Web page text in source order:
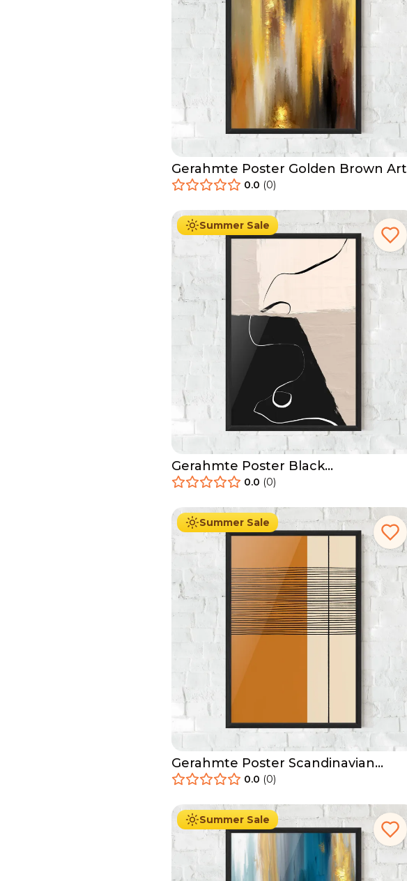
Gerahmte Poster Golden Brown Art
0.0 (0)
Summer Sale
Ab 49.90 € 29.90
Gerahmte Poster Black
Brushstrokes
0.0 (0)
Summer Sale
Ab 49.90 € 29.90
Gerahmte Poster Scandinavian
Painting
0.0 (0)
Summer Sale
Ab 49.90 € 29.90